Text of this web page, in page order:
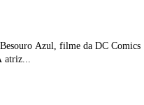
Azul, filme da DC Comics
atriz...